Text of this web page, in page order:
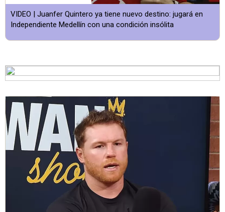
VIDEO | Juanfer Quintero ya tiene nuevo destino: jugará en
Independiente Medellín con una condición insólita